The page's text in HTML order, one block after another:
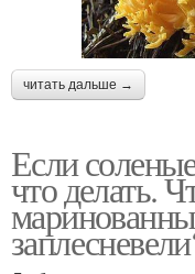
читать дальше →
Если
что делать.